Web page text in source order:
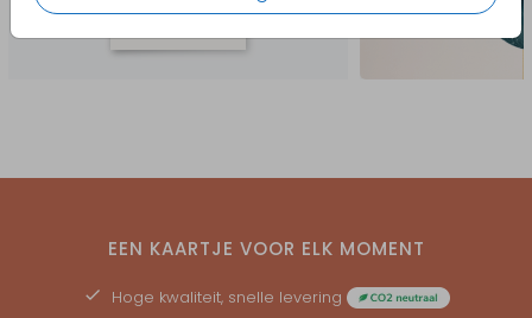
EEN KAARTJE VOOR ELK MOMENT
Hoge kwaliteit, snelle levering